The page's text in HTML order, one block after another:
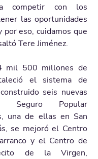
competir con los
las oportunidades
por eso, cuidamos que
Tere Jiménez.
mil 500 millones de
el sistema de
seis nuevas
Seguro Popular
una de ellas en San
se mejoró el Centro
y el Centro de
de la Virgen,